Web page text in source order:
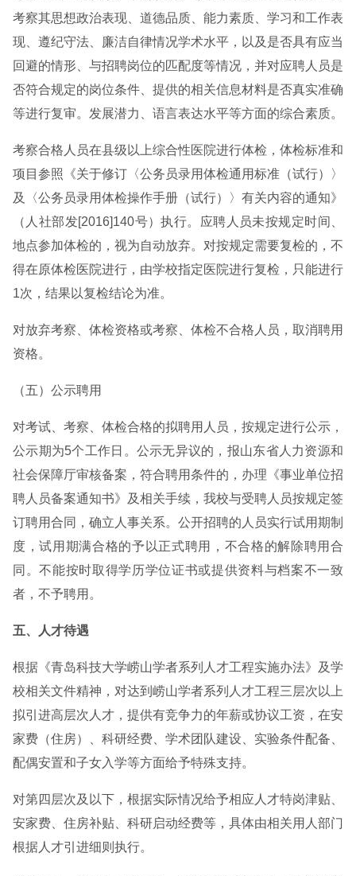
考察其思想政治表现、道德品质、能力素质、学习和工作表
现、遵纪守法、廉洁自律情况学术水平，以及是否具有应当
回避的情形、与招聘岗位的匹配度等情况，并对应聘人员是
否符合规定的岗位条件、提供的相关信息材料是否真实准确
等进行复审。发展潜力、语言表达水平等方面的综合素质。
考察合格人员在县级以上综合性医院进行体检，体检标准和
项目参照《关于修订〈公务员录用体检通用标准（试行）〉
及〈公务员录用体检操作手册（试行）〉有关内容的通知》
（人社部发[2016]140号）执行。应聘人员未按规定时间、
地点参加体检的，视为自动放弃。对按规定需要复检的，不
得在原体检医院进行，由学校指定医院进行复检，只能进行
1次，结果以复检结论为准。
对放弃考察、体检资格或考察、体检不合格人员，取消聘用
资格。
（五）公示聘用
对考试、考察、体检合格的拟聘用人员，按规定进行公示，
公示期为5个工作日。公示无异议的，报山东省人力资源和
社会保障厅审核备案，符合聘用条件的，办理《事业单位招
聘人员备案通知书》及相关手续，我校与受聘人员按规定签
订聘用合同，确立人事关系。公开招聘的人员实行试用期制
度，试用期满合格的予以正式聘用，不合格的解除聘用合
同。不能按时取得学历学位证书或提供资料与档案不一致
者，不予聘用。
五、人才待遇
根据《青岛科技大学崂山学者系列人才工程实施办法》及学
校相关文件精神，对达到崂山学者系列人才工程三层次以上
拟引进高层次人才，提供有竞争力的年薪或协议工资，在安
家费（住房）、科研经费、学术团队建设、实验条件配备、
配偶安置和子女入学等方面给予特殊支持。
对第四层次及以下，根据实际情况给予相应人才特岗津贴、
安家费、住房补贴、科研启动经费等，具体由相关用人部门
根据人才引进细则执行。